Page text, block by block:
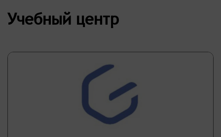
Учебный центр